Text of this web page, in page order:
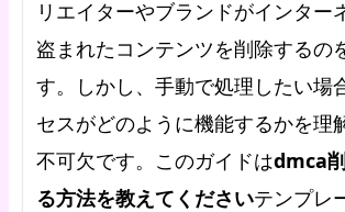
リエイターやブランドがインター
盗まれたコンテンツを削除するの
す。しかし、手動で処理したい場
セスがどのように機能するかを理
不可欠です。このガイドはdmca
る方法を教えてくださいテンプレ